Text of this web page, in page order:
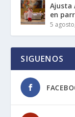
Ajusta
en
5
SIGUENOS